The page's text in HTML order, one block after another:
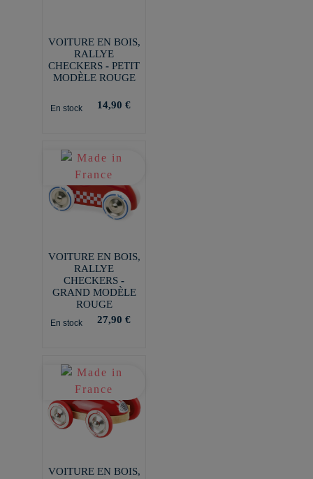
VOITURE EN BOIS,
RALLYE
CHECKERS - PETIT
MODÈLE ROUGE
En stock 14,90 €
VOITURE EN BOIS,
RALLYE
CHECKERS -
GRAND MODÈLE
ROUGE
En stock 27,90 €
VOITURE EN BOIS,